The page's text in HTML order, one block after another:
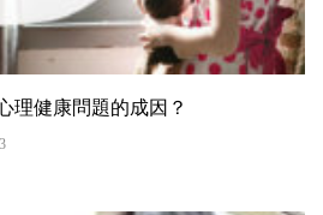
理健康問題的成因？